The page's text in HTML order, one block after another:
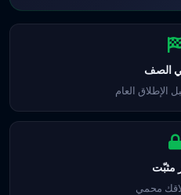
الصف
الإطلاق العام
مثبّت
محمي